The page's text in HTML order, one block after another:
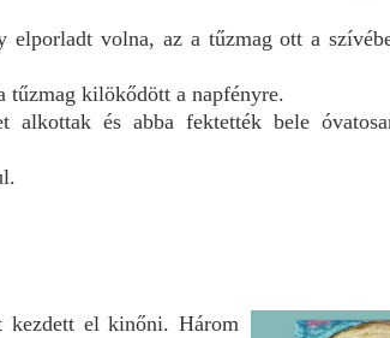
volna, az a tűzmag ott a
tűzmag kilökődött a napfényre.
alkottak és abba fektették bele
kezdett el kinőni. Három